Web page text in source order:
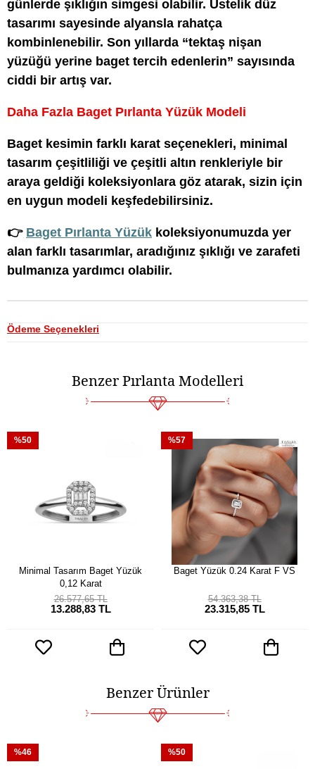
günlerde şıklığın simgesi olabilir. Üstelik düz
tasarımı sayesinde alyansla rahatça
kombinlenebilir. Son yıllarda “tektaş nişan
yüzüğü yerine baget tercih edenlerin” sayısında
ciddi bir artış var.
Daha Fazla Baget Pırlanta Yüzük Modeli
Baget kesimin farklı karat seçenekleri, minimal
tasarım çeşitliliği ve çeşitli altın renkleriyle bir
araya geldiği koleksiyonlara göz atarak, sizin için
en uygun modeli keşfedebilirsiniz.
👉 Baget Pırlanta Yüzük koleksiyonumuzda yer
alan farklı tasarımlar, aradığınız şıklığı ve zarafeti
bulmanıza yardımcı olabilir.
Ödeme Seçenekleri
Benzer Pırlanta Modelleri
Minimal Tasarım Baget Yüzük
0,12 Karat
13.288,83 TL
26.577,65 TL
%50
Baget Yüzük 0.24 Karat F VS
23.315,85 TL
54.363,38 TL
%57
Benzer Ürünler
%46 %50